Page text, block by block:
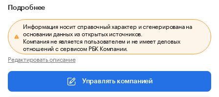
Подробнее
Информация носит справочный характер и сгенерирована на
основании данных из открытых источников.
Компания не является пользователем и не имеет деловых
отношений с сервисом РБК Компании.
Редактировать описание
Управлять компанией